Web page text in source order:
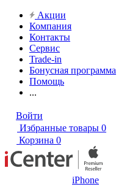
Акции
Компания
Контакты
Сервис
Trade-in
Бонусная программа
Помощь
...
Войти
Избранные товары 0
Корзина 0
iPhone